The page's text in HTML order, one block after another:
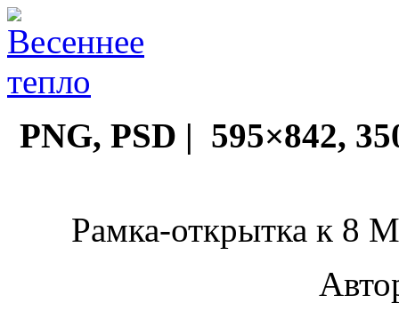
PNG, PSD | 595×842,
Рамка-открытка к 8